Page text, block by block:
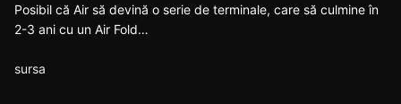
Posibil că Air să devină o serie de terminale, care să culmine în
2-3 ani cu un Air Fold…
sursa